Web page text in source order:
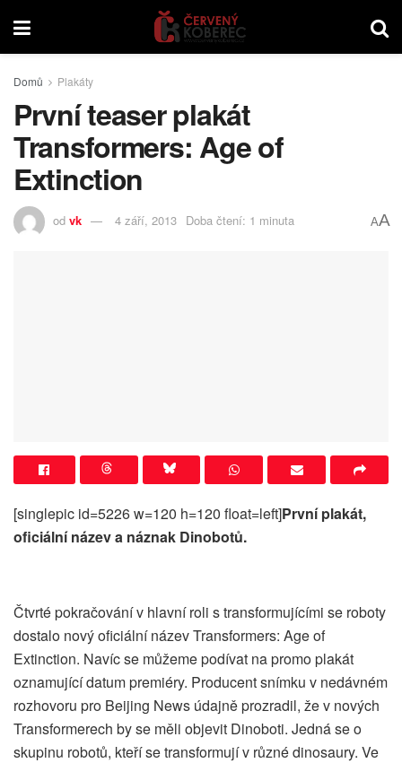
Domů Plakáty
První teaser plakát
Transformers: Age of
Extinction
od vk 4 září, 2013 Doba čtení: 1 minuta AA
[singlepic id=5226 w=120 h=120 float=left]První plakát,
oficiální název a náznak Dinobotů.
Čtvrté pokračování v hlavní roli s transformujícími se roboty
dostalo nový oficiální název Transformers: Age of
Extinction. Navíc se můžeme podívat na promo plakát
oznamující datum premiéry. Producent snímku v nedávném
rozhovoru pro Beijing News údajně prozradil, že v nových
Transformerech by se měli objevit Dinoboti. Jedná se o
skupinu robotů, kteří se transformují v různé dinosaury. Ve